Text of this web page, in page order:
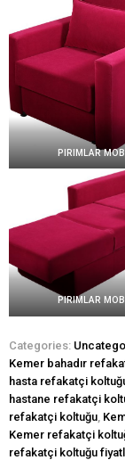
PIRIMLAR
PIRIMLAR
Categories:
Kemer bahadır
hasta refakatçi
hastane refakatçi
refakatçi koltuğu
Kemer refakatçi
refakatçi koltuğu